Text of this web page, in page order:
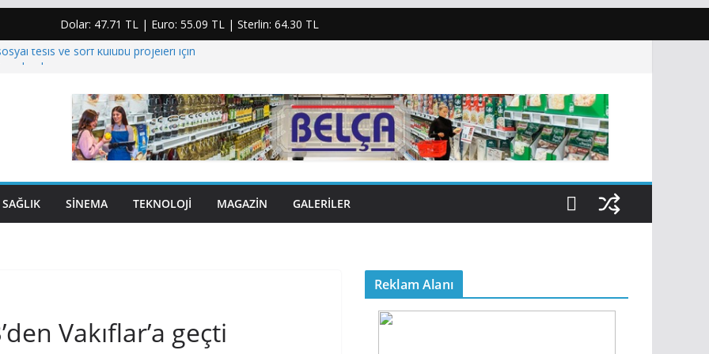
Dolar: 47.71 TL| Euro: 55.09 TL| Sterlin: 64.30 TL
tesis ve sörf kulübü projeleri için
için taziye mesajı: “Yaşanan bu acı
derinden üzmüştür”
yumruk atıp elmacık kemiğini kıran şahıs
SAĞLIK SINEMA TEKNOLOJI MAGAZIN GALERILER
Vakıflar’a geçti
Reklam Alanı